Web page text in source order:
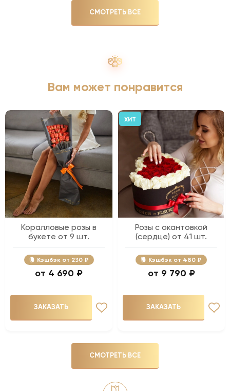
СМОТРЕТЬ ВСЕ
Вам может понравится
Коралловые розы в
букете от 9 шт.
Кэшбэк 230 ₽
4 690 ₽
ЗАКАЗАТЬ
ХИТ
Розы с окантовкой
(сердце) от 41 шт.
Кэшбэк 480 ₽
9 790 ₽
ЗАКАЗАТЬ
СМОТРЕТЬ ВСЕ